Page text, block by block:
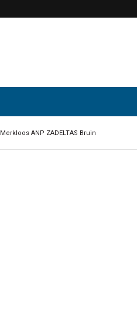
Merkloos ANP ZADELTAS Bruin